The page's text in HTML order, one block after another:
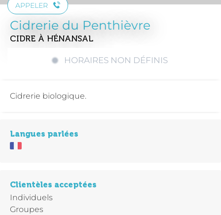
APPELER
Cidrerie du Penthièvre
CIDRE À HÉNANSAL
HORAIRES NON DÉFINIS
Cidrerie biologique.
Langues parlées
Clientèles acceptées
Individuels
Groupes